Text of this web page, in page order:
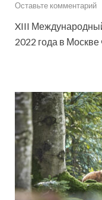
Оставьте комментарий
XIII
2022 года в